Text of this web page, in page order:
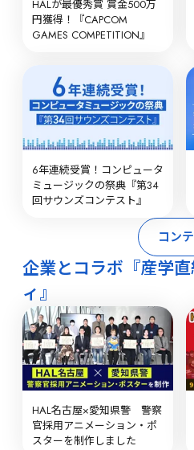
HALが最優秀賞 賞金500万
円獲得！『CAPCOM
GAMES COMPETITION』
6年連続受賞！コンピュータ
ミュージックの祭典『第34
回サウンズコンテスト』
コン
企業とコラボ『産学
ィ』
HAL名古屋×愛知県警　警察
官採用アニメーション・ポ
スターを制作しました